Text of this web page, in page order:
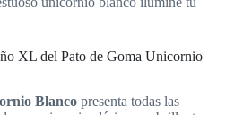
XL del Pato de Goma Unicornio
Blanco presenta todas las